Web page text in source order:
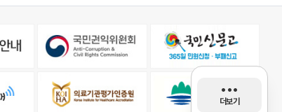
stethoscope
진료과/의료진
•••
더보기